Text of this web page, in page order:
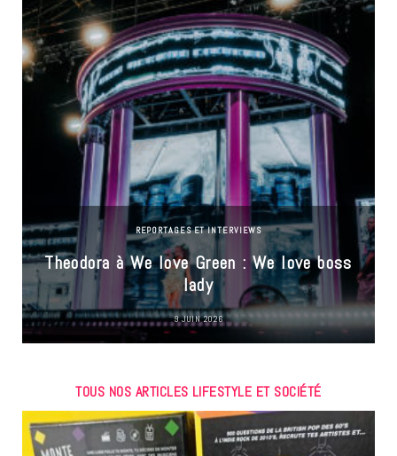
REPORTAGES ET INTERVIEWS
Theodora à We love Green : We love boss
lady
9 JUIN 2026
TOUS NOS ARTICLES LIFESTYLE ET SOCIÉTÉ